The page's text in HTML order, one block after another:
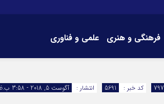
فرهنگی و هنری علمی و فناوری
انتشار :
آگوست 5, 2018 - 3:58 ب.ظ کد خبر : 5691 797